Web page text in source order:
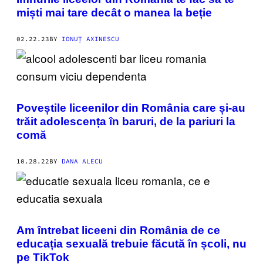
miști mai tare decât o manea la beție
02.22.23BY IONUȚ AXINESCU
Poveștile liceenilor din România care și-au
trăit adolescența în baruri, de la pariuri la
comă
10.28.22BY DANA ALECU
Am întrebat liceeni din România de ce
educația sexuală trebuie făcută în școli, nu
pe TikTok